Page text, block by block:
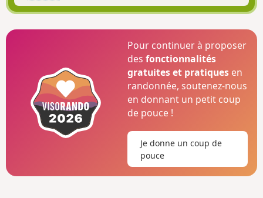
Pour continuer à proposer
desfonctionnalités
gratuites et pratiques en
randonnée, soutenez-nous
en donnant un petit coup
de pouce !
Je donne un coup de
pouce